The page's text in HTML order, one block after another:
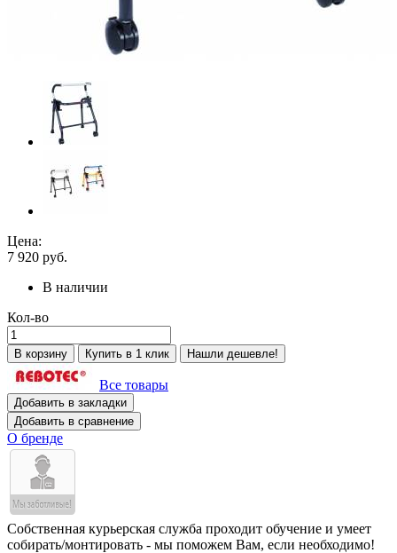
Цена:
7 920 руб.
В наличии
Кол-во
В корзину Купить в 1 клик Нашли дешевле!
Все товары
Добавить в закладки
Добавить в сравнение
О бренде
Собственная курьерская служба проходит обучение и умеет
собирать/монтировать - мы поможем Вам, если необходимо!